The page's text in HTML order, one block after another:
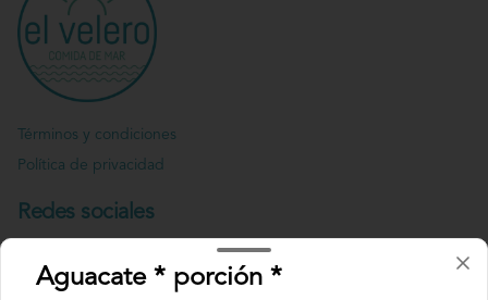
Términos y condiciones
Política de privacidad
Redes sociales
Facebook
Aguacate * porción *